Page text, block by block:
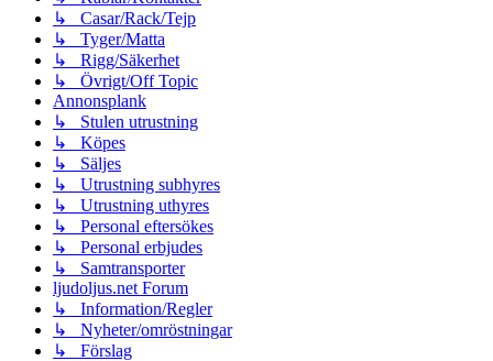
↳ Casar/Rack/Tejp
↳ Tyger/Matta
↳ Rigg/Säkerhet
↳ Övrigt/Off Topic
Annonsplank
↳ Stulen utrustning
↳ Köpes
↳ Säljes
↳ Utrustning subhyres
↳ Utrustning uthyres
↳ Personal eftersökes
↳ Personal erbjudes
↳ Samtransporter
ljudoljus.net Forum
↳ Information/Regler
↳ Nyheter/omröstningar
↳ Förslag